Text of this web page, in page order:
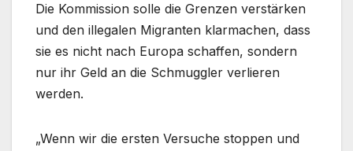
Die Kommission solle die Grenzen verstärken
und den illegalen Migranten klarmachen, dass
sie es nicht nach Europa schaffen, sondern
nur ihr Geld an die Schmuggler verlieren
werden.
„Wenn wir die ersten Versuche stoppen und